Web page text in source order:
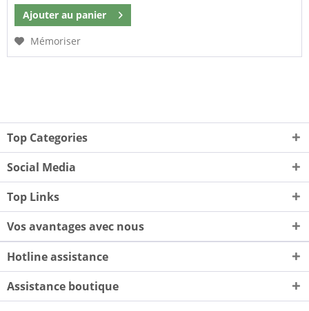
Ajouter au panier
Mémoriser
Top Categories
Social Media
Top Links
Vos avantages avec nous
Hotline assistance
Assistance boutique